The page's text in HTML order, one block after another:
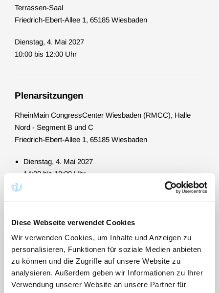
Diese Webseite verwendet Cookies
Wir verwenden Cookies, um Inhalte und Anzeigen zu
personalisieren, Funktionen für soziale Medien anbieten
zu können und die Zugriffe auf unsere Website zu
analysieren. Außerdem geben wir Informationen zu Ihrer
Verwendung unserer Website an unsere Partner für
Terrassen-Saal
Friedrich-Ebert-Allee 1, 65185 Wiesbaden
Dienstag, 4. Mai 2027
10:00 bis 12:00 Uhr
Plenarsitzungen
RheinMain CongressCenter Wiesbaden (RMCC), Halle
Nord - Segment B und C
Friedrich-Ebert-Allee 1, 65185 Wiesbaden
Dienstag, 4. Mai 2027
14:00 bis 18:00 Uhr
Donnerstag, 6. Mai 2027
09:00 bis 12:30 Uhr und 14:00 bis 18:00 Uhr
Freitag, 7. Mai 2027
09:00 bis ca. 16:00 Uhr